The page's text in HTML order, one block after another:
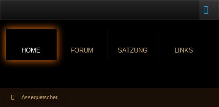
HOME FORUM SATZUNG LINKS
Assequetscher